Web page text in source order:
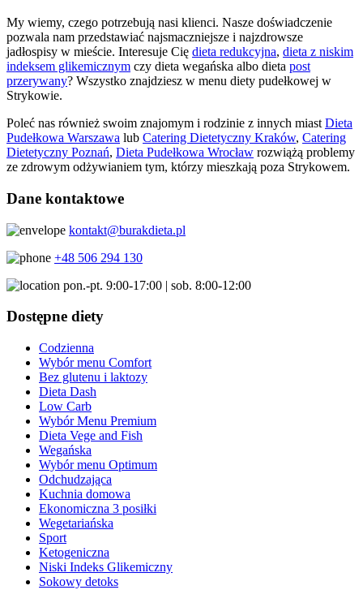
My wiemy, czego potrzebują nasi klienci. Nasze doświadczenie
pozwala nam przedstawiać najsmaczniejsze i najzdrowsze
jadłospisy w mieście. Interesuje Cię dieta redukcyjna, dieta z niskim
indeksem glikemicznym czy dieta wegańska albo dieta post
przerywany? Wszystko znajdziesz w menu diety pudełkowej w
Strykowie.
Poleć nas również swoim znajomym i rodzinie z innych miast Dieta
Pudełkowa Warszawa lub Catering Dietetyczny Kraków, Catering
Dietetyczny Poznań, Dieta Pudełkowa Wrocław rozwiążą problemy
ze zdrowym odżywianiem tym, którzy mieszkają poza Strykowem.
Dane kontaktowe
kontakt@burakdieta.pl
+48 506 294 130
pon.-pt. 9:00-17:00 | sob. 8:00-12:00
Dostępne diety
Codzienna
Wybór menu Comfort
Bez glutenu i laktozy
Dieta Dash
Low Carb
Wybór Menu Premium
Dieta Vege and Fish
Wegańska
Wybór menu Optimum
Odchudzająca
Kuchnia domowa
Ekonomiczna 3 posiłki
Wegetariańska
Sport
Ketogeniczna
Niski Indeks Glikemiczny
Sokowy detoks